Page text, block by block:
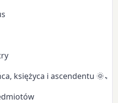
księżyca i ascendentu